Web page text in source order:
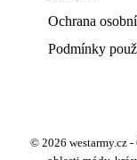
Ochrana
Podmínky
© 2026 westarmy.cz